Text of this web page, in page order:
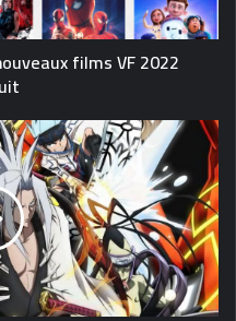
films VF 2022